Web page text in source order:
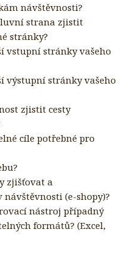
návštěvnosti?
strana zjistit
stránky?
vstupní stránky vašeho
výstupní stránky vašeho
zjistit cesty
cíle potřebné pro
zjišťovat a
(e-shopy)?
nástroj případný
formátů? (Excel,